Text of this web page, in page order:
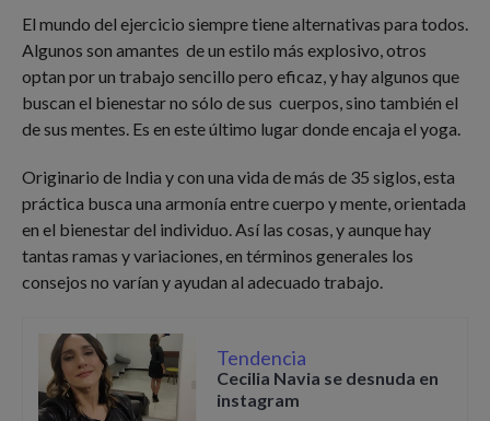
El mundo del ejercicio siempre tiene alternativas para todos.
Algunos son amantes de un estilo más explosivo, otros
optan por un trabajo sencillo pero eficaz, y hay algunos que
buscan el bienestar no sólo de sus cuerpos, sino también el
de sus mentes. Es en este último lugar donde encaja el yoga.
Originario de India y con una vida de más de 35 siglos, esta
práctica busca una armonía entre cuerpo y mente, orientada
en el bienestar del individuo. Así las cosas, y aunque hay
tantas ramas y variaciones, en términos generales los
consejos no varían y ayudan al adecuado trabajo.
Tendencia
Cecilia Navia se desnuda en
instagram